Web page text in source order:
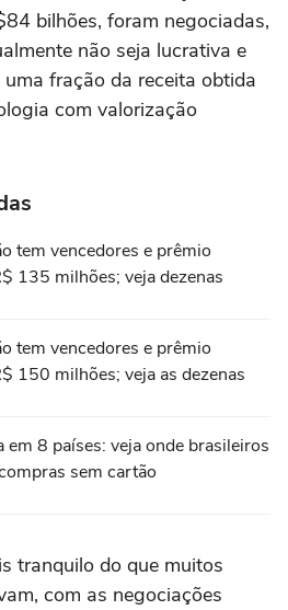
bilhões, foram negociadas,
não seja lucrativa e
fração da receita obtida
com valorização
tem vencedores e prêmio
135 milhões; veja dezenas
tem vencedores e prêmio
150 milhões; veja as dezenas
em 8 países: veja onde brasileiros
sem cartão
tranquilo do ⁠que muitos
com as negociações